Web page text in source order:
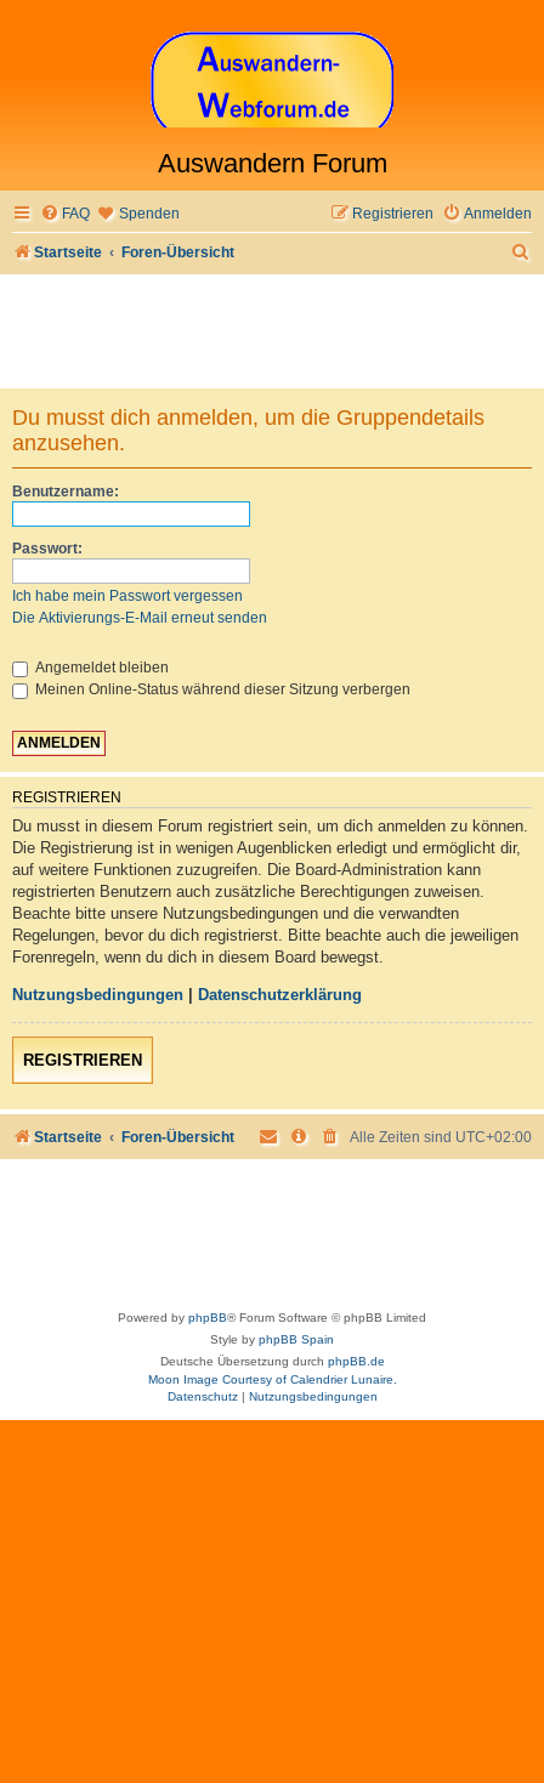
Auswandern Forum
FAQ Spenden Anmelden
Registrieren
Startseite Foren-Übersicht
Du musst dich anmelden, um die Gruppendetails
anzusehen.
Benutzername:
Passwort:
Ich habe mein Passwort vergessen
Die Aktivierungs-E-Mail erneut senden
Angemeldet bleiben
Meinen Online-Status während dieser Sitzung verbergen
REGISTRIEREN
Du musst in diesem Forum registriert sein, um dich anmelden zu können.
Die Registrierung ist in wenigen Augenblicken erledigt und ermöglicht dir,
auf weitere Funktionen zuzugreifen. Die Board-Administration kann
registrierten Benutzern auch zusätzliche Berechtigungen zuweisen.
Beachte bitte unsere Nutzungsbedingungen und die verwandten
Regelungen, bevor du dich registrierst. Bitte beachte auch die jeweiligen
Forenregeln, wenn du dich in diesem Board bewegst.
Nutzungsbedingungen Datenschutzerklärung
REGISTRIEREN
Startseite Foren-Übersicht Alle Zeiten sind UTC+02:00
Powered by phpBB® Forum Software © phpBB Limited
Style by phpBB Spain
Deutsche Übersetzung durch phpBB.de
Moon Image Courtesy of Calendrier Lunaire.
Datenschutz| Nutzungsbedingungen